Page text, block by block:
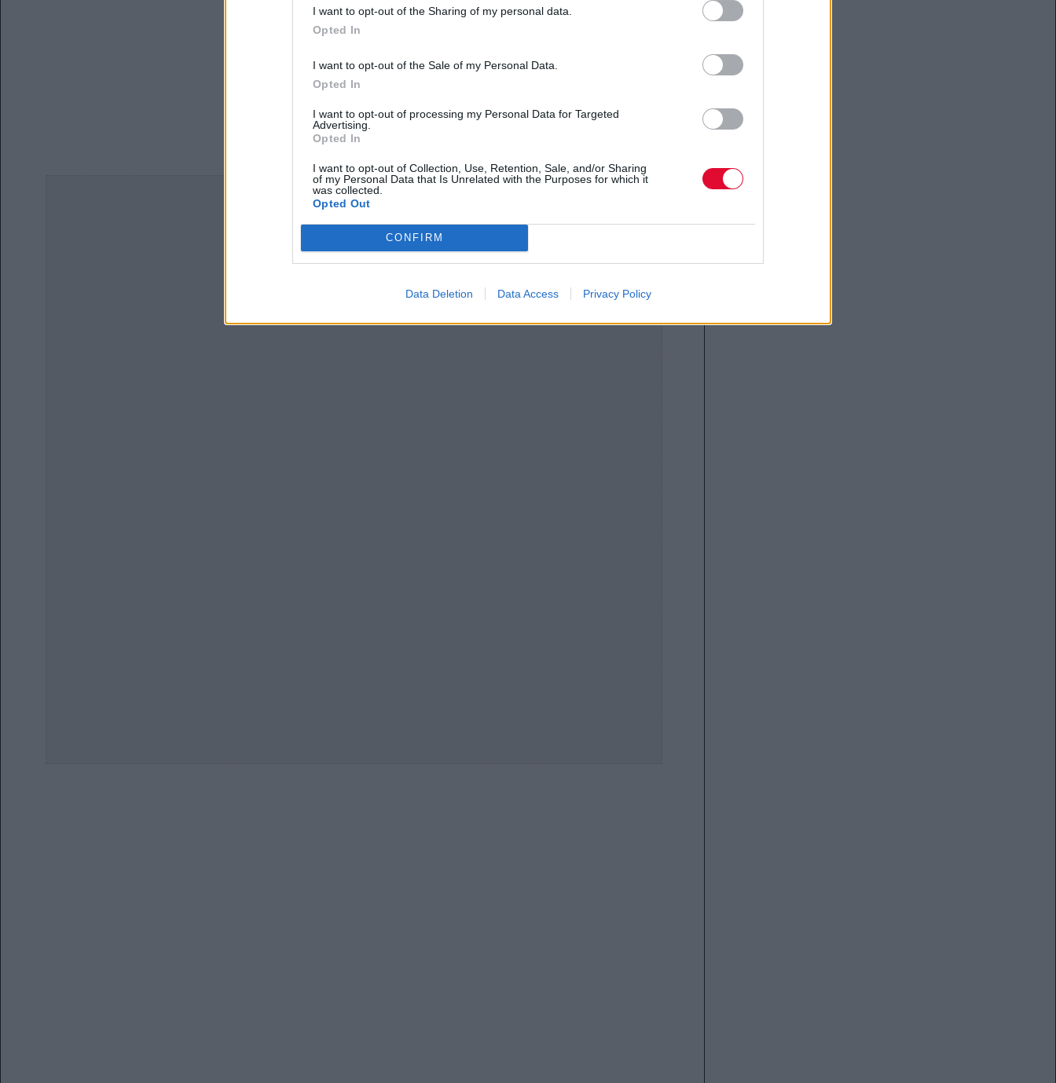
I want to opt-out of the Sharing of my personal data.
Opted In
I want to opt-out of the Sale of my Personal Data.
Opted In
I want to opt-out of processing my Personal Data for Targeted
Advertising.
Opted In
I want to opt-out of Collection, Use, Retention, Sale, and/or Sharing
of my Personal Data that Is Unrelated with the Purposes for which it
was collected.
Opted Out
CONFIRM
Data Deletion Data Access Privacy Policy